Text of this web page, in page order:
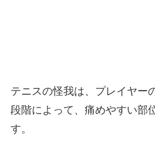
テニスの怪我は、プレイヤー
段階によって、痛めやすい部
す。